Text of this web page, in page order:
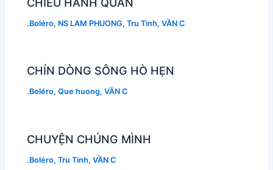
.Boléro, NS LAM PHUONG,Tru Tinh,VẦN C
CHÍN DÒNG SÔNG HÒ HẸN
.Boléro,Que huong,VẦN C
CHUYỆN CHÚNG MÌNH
.Boléro,Tru Tinh,VẦN C